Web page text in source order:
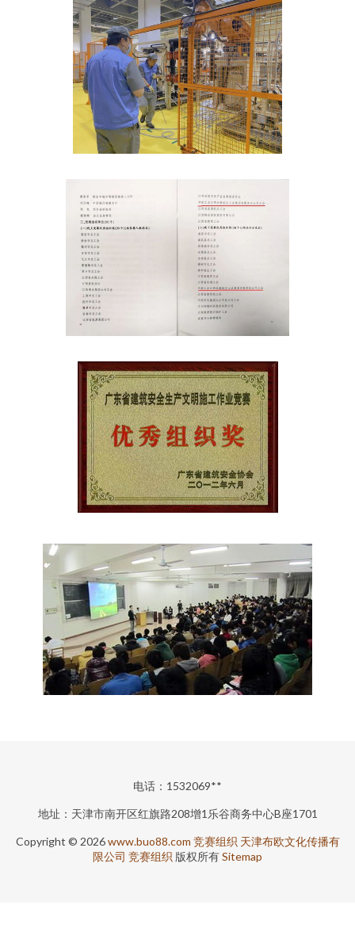
电话：1532069**
地址：天津市南开区红旗路208增1乐谷商务中心B座1701
Copyright © 2026www.buo88.com 竞赛组织 天津布欧文化传播有
限公司 竞赛组织 版权所有Sitemap